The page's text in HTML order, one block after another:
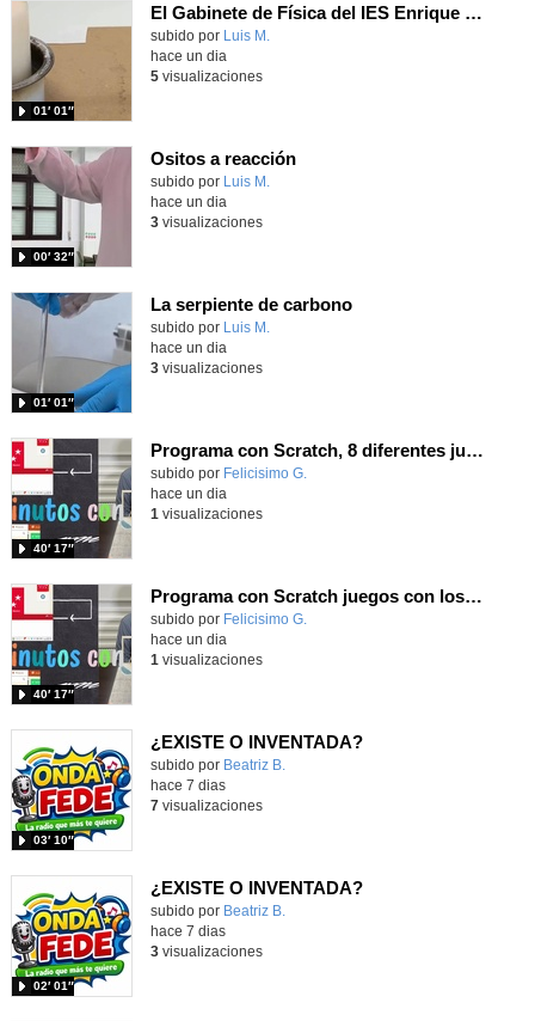
El Gabinete de Física del IES Enrique Tierno Galván de Parla (Curso 25-26)
Contenido educativo.
subido por Luis M.
01′ 01″
hace un dia
5visualizaciones
Ositos a reacción
Contenido educativo.
subido por Luis M.
00′ 32″
hace un dia
3visualizaciones
La serpiente de carbono
Contenido educativo.
subido por Luis M.
01′ 01″
hace un dia
3visualizaciones
Programa con Scratch, 8 diferentes juegos para vivir la emoción de los partidos de España en el mundial 2026
Contenido educativo.
subido por Felicisimo G.
40′ 17″
hace un dia
1 visualizaciones
Programa con Scratch juegos con los partidos del mundial 2026 ganados por España
Contenido educativo.
subido por Felicisimo G.
40′ 17″
hace un dia
1 visualizaciones
¿EXISTE O INVENTADA?
Contenido educativo.
subido por Beatriz B.
03′ 10″
hace 7 dias
7visualizaciones
¿EXISTE O INVENTADA?
Contenido educativo.
subido por Beatriz B.
02′ 01″
hace 7 dias
3visualizaciones